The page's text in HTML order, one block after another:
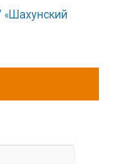
«Шахунский